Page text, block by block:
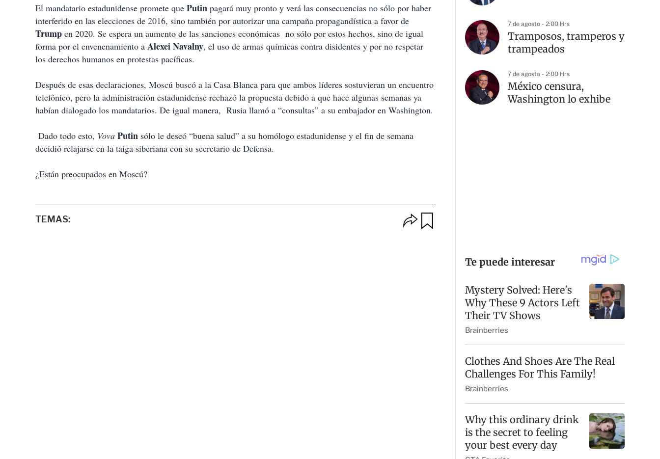
El mandatario estadunidense promete que Putin pagará muy pronto y verá las consecuencias no sólo por haber
interferido en las elecciones de 2016, sino también por autorizar una campaña propagandística a favor de
Trump en 2020. Se espera un aumento de las sanciones económicas no sólo por estos hechos, sino de igual
forma por el envenenamiento a Alexei Navalny, el uso de armas químicas contra disidentes y por no respetar
los derechos humanos en protestas pacíficas.
Después de esas declaraciones, Moscú buscó a la Casa Blanca para que ambos líderes sostuvieran un encuentro
telefónico, pero la administración estadunidense rechazó la propuesta debido a que hace algunas semanas ya
habían dialogado los mandatarios. De igual manera, Rusia llamó a “consultas” a su embajador en Washington.
Dado todo esto, Vova Putin sólo le deseó “buena salud” a su homólogo estadunidense y el fin de semana
decidió relajarse en la taiga siberiana con su secretario de Defensa.
¿Están preocupados en Moscú?
TEMAS:
p
7 de agosto - 2:00 Hrs
Tramposos, tramperos y
trampeados
7 de agosto - 2:00 Hrs
México censura,
Washington lo exhibe